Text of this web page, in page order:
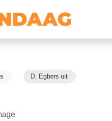
D. Egbers uit